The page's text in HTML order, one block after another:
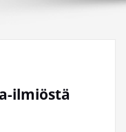
ilmiöstä